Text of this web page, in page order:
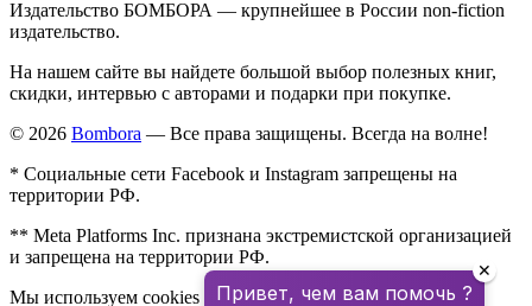
Издательство БОМБОРА — крупнейшее в России non-fiction
издательство.
На нашем сайте вы найдете большой выбор полезных книг,
скидки, интервью с авторами и подарки при покупке.
© 2026 Bombora — Все права защищены. Всегда на волне!
* Социальные сети Facebook и Instagram запрещены на
территории РФ.
** Meta Platforms Inc. признана экстремистской организацией
и запрещена на территории РФ.
Мы используем cookies для улучшения работы сайта.
Привет, чем вам помочь ?
✕